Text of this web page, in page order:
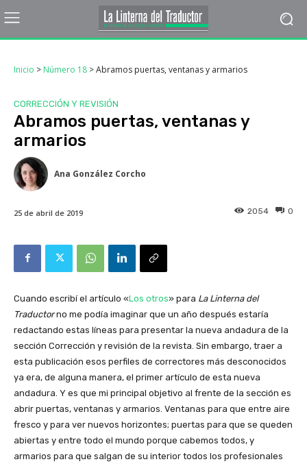
Inicio > Número 18 >Abramos puertas, ventanas y armarios
CORRECCIÓN Y REVISIÓN
Abramos puertas, ventanas y
armarios
Ana González Corcho
25 de abril de 2019 0
2054
Cuando escribí el artículo «Los otros» para La Linterna del
Traductorno me podía imaginar que un año después estaría
redactando estas líneas para presentar la nueva andadura de la
sección Corrección y revisión de la revista. Sin embargo, traer a
esta publicación esos perfiles de correctores más desconocidos
ya era, de alguna manera, el primer artículo de esta nueva
andadura. Y es que mi principal objetivo al frente de la sección es
abrir puertas, ventanas y armarios. Ventanas para que entre aire
fresco y para ver nuevos horizontes; puertas para que se queden
abiertas y entre todo el mundo porque cabemos todos, y
armarios para que salgan de su interior todos los profesionales